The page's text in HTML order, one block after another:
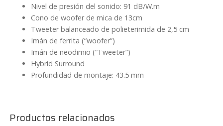
Nivel de presión del sonido: 91 dB/W.m
Cono de woofer de mica de 13cm
Tweeter balanceado de polieterimida de 2,5 cm
Imán de ferrita (“woofer”)
Imán de neodimio (“Tweeter”)
Hybrid Surround
Profundidad de montaje: 43.5 mm
Productos relacionados